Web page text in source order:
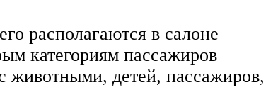
располагаются в салоне
категориям пассажиров
животными, детей, пассажиров,